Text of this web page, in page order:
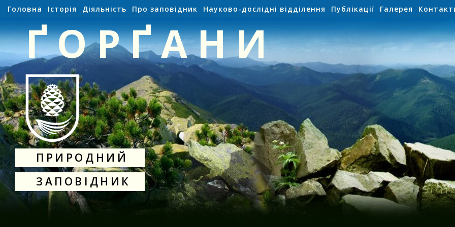
Головна Історія Діяльність Про заповідник Науково-дослідні відділення Публікації Галерея
ҐОРҐАНИ
ПРИРОДНИЙ
ЗАПОВІДНИК